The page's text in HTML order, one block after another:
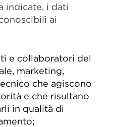
indicate, i dati
ai
e collaboratori del
marketing,
che agiscono
e che risultano
in qualità di